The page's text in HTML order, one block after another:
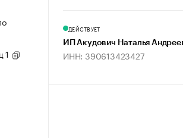
1
ДЕЙСТВУЕТ
ИП Акудович Наталья
ИНН: 390613423427